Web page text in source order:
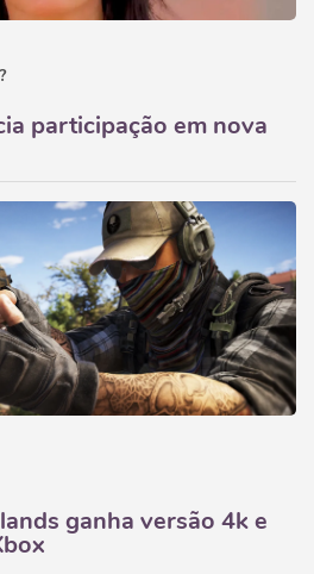
participação em nova
ganha versão 4k e